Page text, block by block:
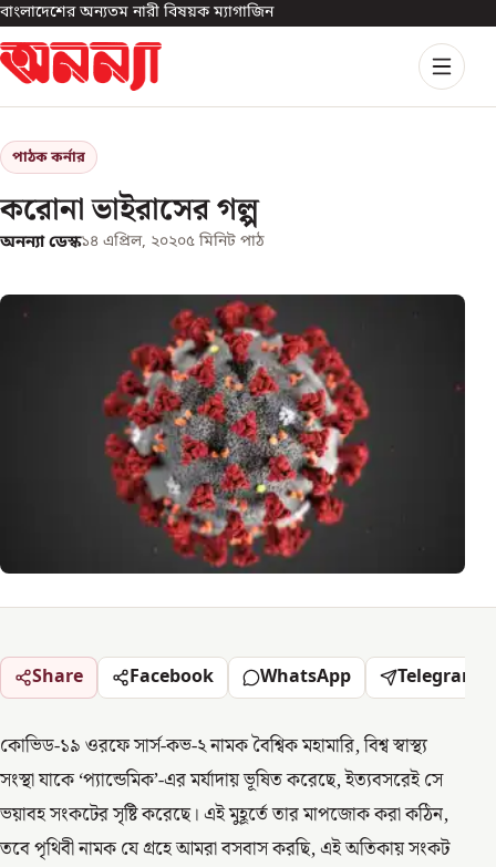
বাংলাদেশের অন্যতম নারী বিষয়ক ম্যাগাজিন
পাঠক কর্নার
করোনা ভাইরাসের গল্প
অনন্যা ডেস্ক১৪ এপ্রিল, ২০২০৫ মিনিট পাঠ
Share Facebook WhatsApp Telegram
কোভিড-১৯ ওরফে সার্স-কভ-২ নামক বৈশ্বিক মহামারি, বিশ্ব স্বাস্থ্য
সংস্থা যাকে ‘প্যান্ডেমিক’-এর মর্যাদায় ভূষিত করেছে, ইত্যবসরেই সে
ভয়াবহ সংকটের সৃষ্টি করেছে। এই মুহূর্তে তার মাপজোক করা কঠিন,
তবে পৃথিবী নামক যে গ্রহে আমরা বসবাস করছি, এই অতিকায় সংকট